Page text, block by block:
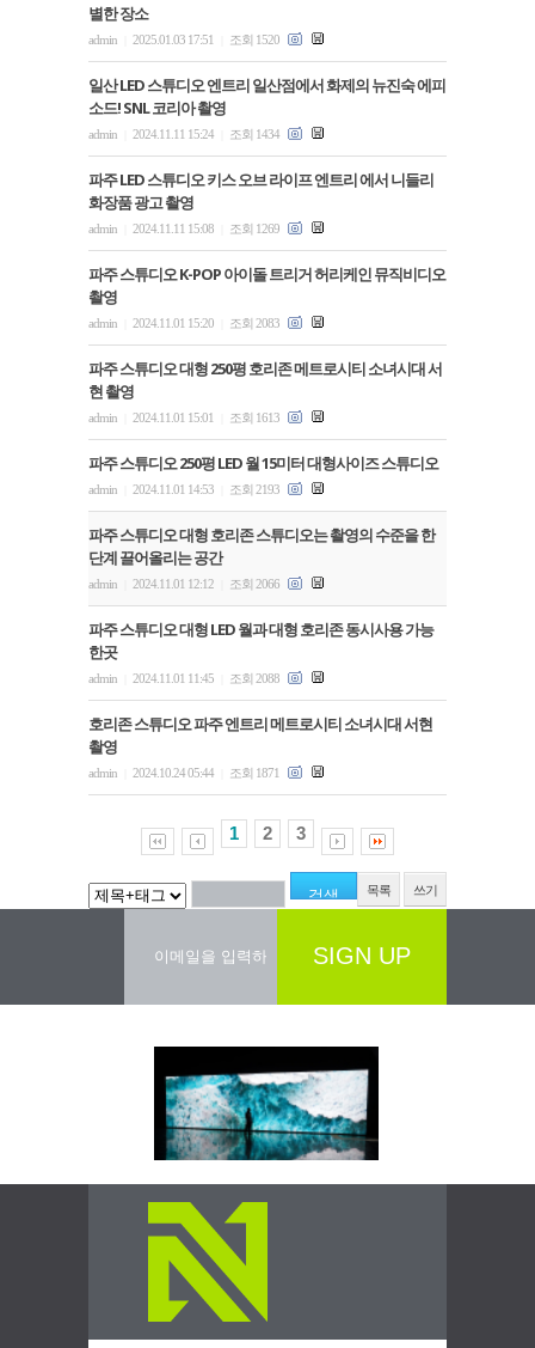
별한 장소
admin 2025.01.03 17:51 조회 1520
일산 LED 스튜디오 엔트리 일산점에서 화제의 뉴진숙 에피
소드! SNL 코리아 촬영
admin 2024.11.11 15:24 조회 1434
파주 LED 스튜디오 키스 오브 라이프 엔트리 에서 니들리
화장품 광고 촬영
admin 2024.11.11 15:08 조회 1269
파주 스튜디오 K-POP 아이돌 트리거 허리케인 뮤직비디오
촬영
admin 2024.11.01 15:20 조회 2083
파주 스튜디오 대형 250평 호리존 메트로시티 소녀시대 서
현 촬영
admin 2024.11.01 15:01 조회 1613
파주 스튜디오 250평 LED 월 15미터 대형사이즈 스튜디오
admin 2024.11.01 14:53 조회 2193
파주 스튜디오 대형 호리존 스튜디오는 촬영의 수준을 한
단계 끌어올리는 공간
admin 2024.11.01 12:12 조회 2066
파주 스튜디오 대형 LED 월과 대형 호리존 동시사용 가능
한곳
admin 2024.11.01 11:45 조회 2088
호리존 스튜디오 파주 엔트리 메트로시티 소녀시대 서현
촬영
admin 2024.10.24 05:44 조회 1871
1 2 3
목록 쓰기
SIGN UP